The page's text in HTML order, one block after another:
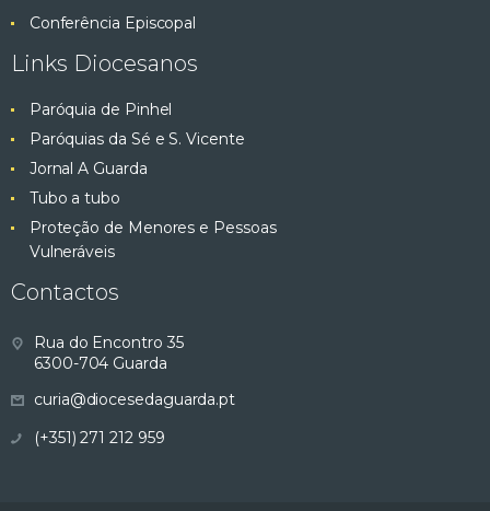
Conferência Episcopal
Links Diocesanos
Paróquia de Pinhel
Paróquias da Sé e S. Vicente
Jornal A Guarda
Tubo a tubo
Proteção de Menores e Pessoas
Vulneráveis
Contactos
Rua do Encontro 35
6300-704 Guarda
curia@diocesedaguarda.pt
(+351) 271 212 959